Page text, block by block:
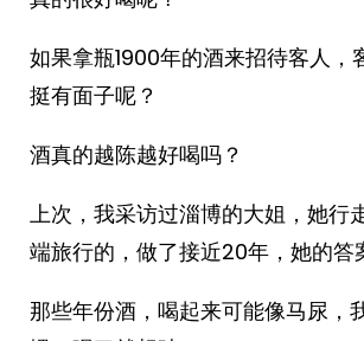
如果拿瓶1900年的酒来招待客人，
挺有面子呢？
酒真的越陈越好喝吗？
上次，我采访过淄博的大姐，她行
端旅行的，做了接近20年，她的答
那些年份酒，喝起来可能像马尿，